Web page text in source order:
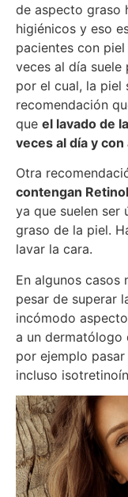
de aspecto graso
higiénicos y eso
pacientes con
veces al día
por el cual, la piel
recomendación
que el lavado de
veces al día y
Otra
contengan
ya que suelen ser
graso de la piel.
lavar la cara.
En algunos casos
pesar de superar
incómodo
a un dermatólogo
por ejemplo
incluso